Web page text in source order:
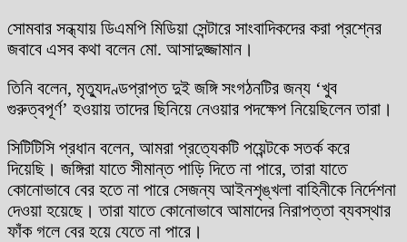
সোমবার সন্ধ্যায় ডিএমপি মিডিয়া সেন্টারে সাংবাদিকদের করা প্রশ্নের
জবাবে এসব কথা বলেন মো. আসাদুজ্জামান।
তিনি বলেন, মৃত্যুদণ্ডপ্রাপ্ত দুই জঙ্গি সংগঠনটির জন্য ‘খুব
গুরুত্বপূর্ণ’ হওয়ায় তাদের ছিনিয়ে নেওয়ার পদক্ষেপ নিয়েছিলেন তারা।
সিটিটিসি প্রধান বলেন, আমরা প্রত্যেকটি পয়েন্টকে সতর্ক করে
দিয়েছি। জঙ্গিরা যাতে সীমান্ত পাড়ি দিতে না পারে, তারা যাতে
কোনোভাবে বের হতে না পারে সেজন্য আইনশৃঙ্খলা বাহিনীকে নির্দেশনা
দেওয়া হয়েছে। তারা যাতে কোনোভাবে আমাদের নিরাপত্তা ব্যবস্থার
ফাঁক গলে বের হয়ে যেতে না পারে।